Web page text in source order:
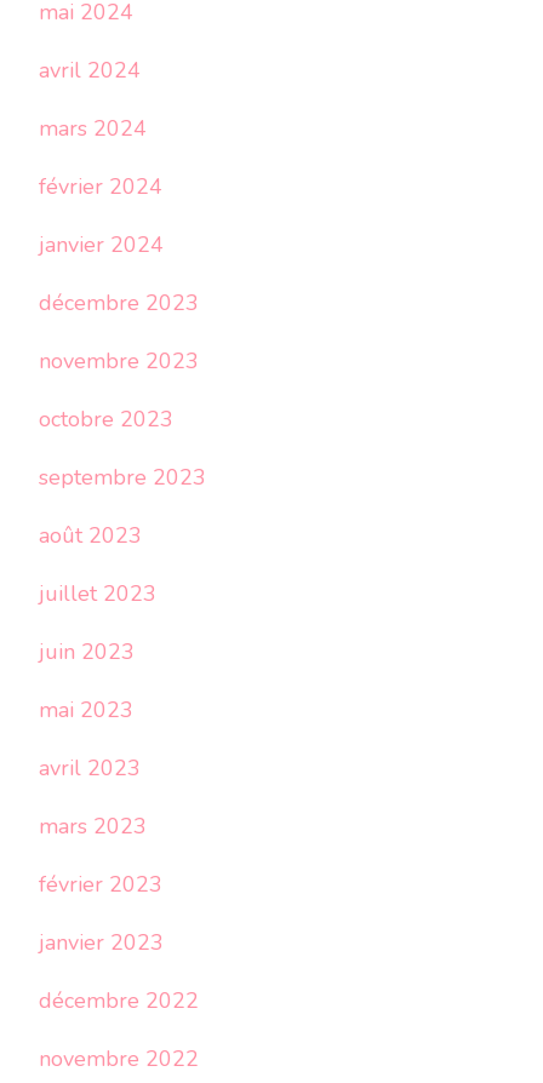
mai 2024
avril 2024
mars 2024
février 2024
janvier 2024
décembre 2023
novembre 2023
octobre 2023
septembre 2023
août 2023
juillet 2023
juin 2023
mai 2023
avril 2023
mars 2023
février 2023
janvier 2023
décembre 2022
novembre 2022